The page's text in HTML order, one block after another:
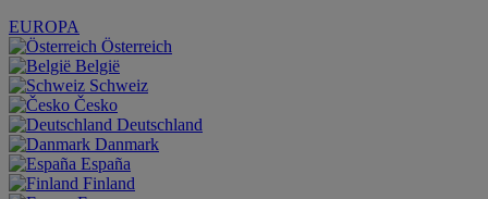
EUROPA
Österreich
België
Schweiz
Česko
Deutschland
Danmark
España
Finland